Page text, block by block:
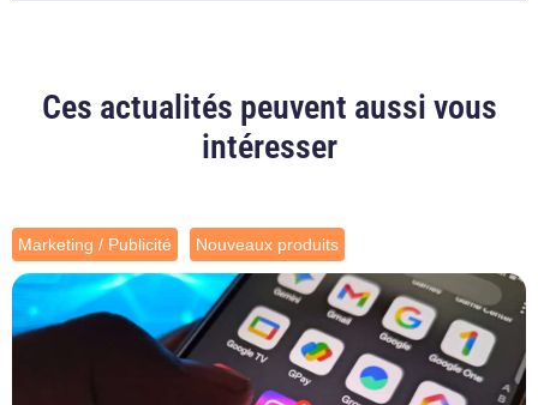
Ces actualités peuvent aussi vous
intéresser
Marketing / Publicité Nouveaux produits